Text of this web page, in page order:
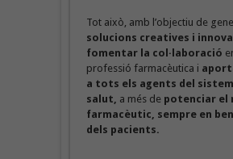
Tot això, amb l’objectiu de
solucions creatives i
fomentar la col·laboració
professió farmacèutica i
a tots els agents del
salut, a més de potenciar el
farmacèutic, sempre en
dels pacients.